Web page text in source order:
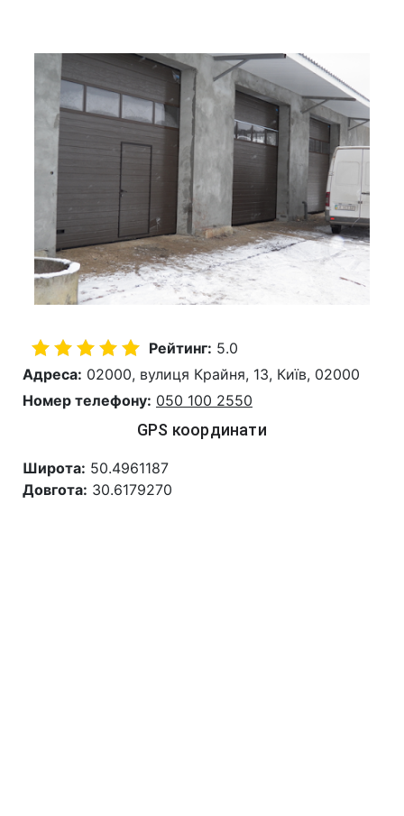
Рейтинг: 5.0
Адреса: 02000, вулиця Крайня, 13, Київ, 02000
Номер телефону: 050 100 2550
GPS координати
Широта: 50.4961187
Довгота: 30.6179270